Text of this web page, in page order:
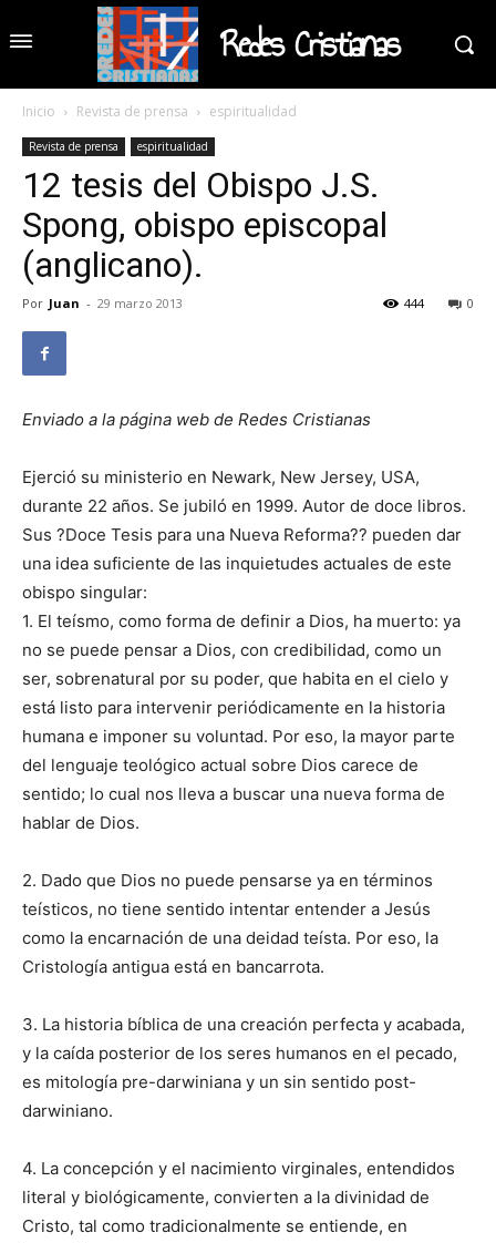
Redes Cristianas
Inicio Revista de prensa espiritualidad
Revista de prensa espiritualidad
12 tesis del Obispo J.S.
Spong, obispo episcopal
(anglicano).
Por Juan - 29 marzo 2013 0
444
Enviado a la página web de Redes Cristianas
Ejerció su ministerio en Newark, New Jersey, USA,
durante 22 años. Se jubiló en 1999. Autor de doce libros.
Sus ?Doce Tesis para una Nueva Reforma?? pueden dar
una idea suficiente de las inquietudes actuales de este
obispo singular:
1. El teísmo, como forma de definir a Dios, ha muerto: ya
no se puede pensar a Dios, con credibilidad, como un
ser, sobrenatural por su poder, que habita en el cielo y
está listo para intervenir periódicamente en la historia
humana e imponer su voluntad. Por eso, la mayor parte
del lenguaje teológico actual sobre Dios carece de
sentido; lo cual nos lleva a buscar una nueva forma de
hablar de Dios.
2. Dado que Dios no puede pensarse ya en términos
teísticos, no tiene sentido intentar entender a Jesús
como la encarnación de una deidad teísta. Por eso, la
Cristología antigua está en bancarrota.
3. La historia bíblica de una creación perfecta y acabada,
y la caída posterior de los seres humanos en el pecado,
es mitología pre-darwiniana y un sin sentido post-
darwiniano.
4. La concepción y el nacimiento virginales, entendidos
literal y biológicamente, convierten a la divinidad de
Cristo, tal como tradicionalmente se entiende, en